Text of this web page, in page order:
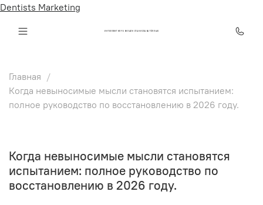
Dentists Marketing
ИНТЕЛЛЕКТ КЛУБ ОНЛАЙН СТАНИСЛАВА ТЁПЛЫХ
Главная
Когда невыносимые мысли становятся испытанием:
полное руководство по восстановлению в 2026 году.
Когда невыносимые мысли становятся
испытанием: полное руководство по
восстановлению в 2026 году.